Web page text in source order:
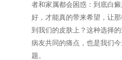
者和家属都会困惑：到底白
好，才能真的带来希望，让
到我们的皮肤上？这种选择
病友共同的痛点，也是我们
题。